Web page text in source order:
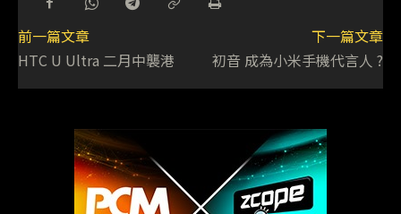
前一篇文章
HTC U Ultra 二月中襲港
下一篇文章
初音 成為小米手機代言人 ?